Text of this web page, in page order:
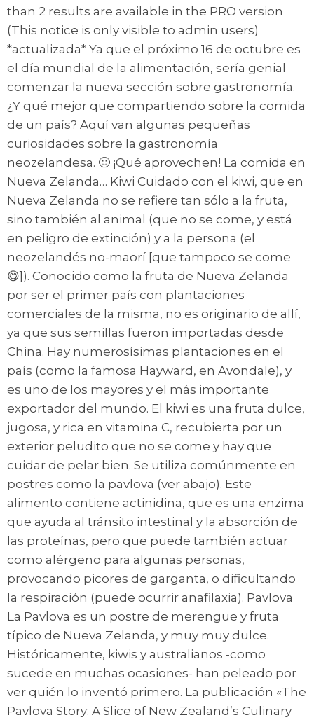
than 2 results are available in the PRO version
(This notice is only visible to admin users)
*actualizada* Ya que el próximo 16 de octubre es
el día mundial de la alimentación, sería genial
comenzar la nueva sección sobre gastronomía.
¿Y qué mejor que compartiendo sobre la comida
de un país? Aquí van algunas pequeñas
curiosidades sobre la gastronomía
neozelandesa. 🙂 ¡Qué aprovechen! La comida en
Nueva Zelanda… Kiwi Cuidado con el kiwi, que en
Nueva Zelanda no se refiere tan sólo a la fruta,
sino también al animal (que no se come, y está
en peligro de extinción) y a la persona (el
neozelandés no-maorí [que tampoco se come
😋]). Conocido como la fruta de Nueva Zelanda
por ser el primer país con plantaciones
comerciales de la misma, no es originario de allí,
ya que sus semillas fueron importadas desde
China. Hay numerosísimas plantaciones en el
país (como la famosa Hayward, en Avondale), y
es uno de los mayores y el más importante
exportador del mundo. El kiwi es una fruta dulce,
jugosa, y rica en vitamina C, recubierta por un
exterior peludito que no se come y hay que
cuidar de pelar bien. Se utiliza comúnmente en
postres como la pavlova (ver abajo). Este
alimento contiene actinidina, que es una enzima
que ayuda al tránsito intestinal y la absorción de
las proteínas, pero que puede también actuar
como alérgeno para algunas personas,
provocando picores de garganta, o dificultando
la respiración (puede ocurrir anafilaxia). Pavlova
La Pavlova es un postre de merengue y fruta
típico de Nueva Zelanda, y muy muy dulce.
Históricamente, kiwis y australianos -como
sucede en muchas ocasiones- han peleado por
ver quién lo inventó primero. La publicación «The
Pavlova Story: A Slice of New Zealand’s Culinary